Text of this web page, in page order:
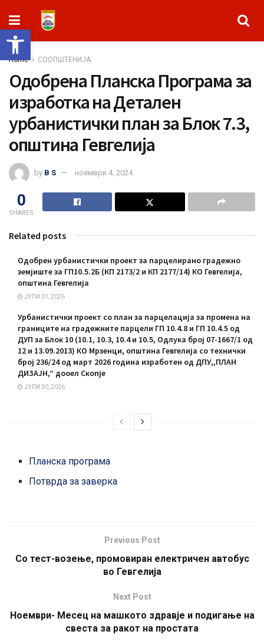
Open toolbar
Home СООПШТЕНИЈА
Одобрена Планска Програма за
изработка на Детален
урбанистички план за Блок 7.3,
општина Гевгелија
by B S ноември 4, 2024
0
SHARES
Related posts
Одобрен урбанистички проект за парцелирано градежно
земјиште за ГП10.5.2Б (КП 2173/2 и КП 2177/14) КО Гевгелија,
општина Гевгелија
ЈУЛИ 31, 2026
Урбанистички проект со план за парцелација за промена на
границите на градежните парцели ГП 10.4.8 и ГП 10.4.5 од
ДУП за Блок 10 (10.1, 10.3, 10.4 и 10.5, Одлука број 07-1667/1 од
12 и 13.09.2013) КО Мрзенци, општина Гевгелија со технички
број 236/24 од март 2026 година изработен од ДПУ,,ПЛАН
ДИЗАЈН,“ дооел Скопје
ЈУЛИ 30, 2026
Планска програма
Потврда за заверка
Previous Post
Со тест-возење, промовиран електричен автобус
во Гевгелија
Next Post
Ноември- Месец на машкото здравје и подигање на
свеста за ракот на простата